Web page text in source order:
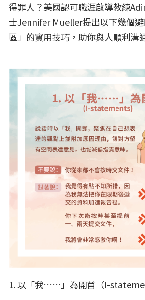
得罪人？美國認可職涯啟導教練
士Jennifer Mueller提出以下幾個
區」的實用技巧，助你與人順利溝
1. 以「我……」為開首（I-